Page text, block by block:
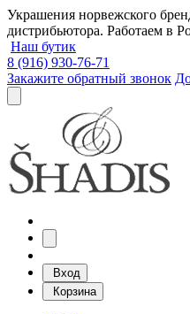
Украшения норвежского
дистрибьютора. Работаем в
Наш бутик
8 (916) 930-76-71
Закажите обратный звонок
Вход
Корзина